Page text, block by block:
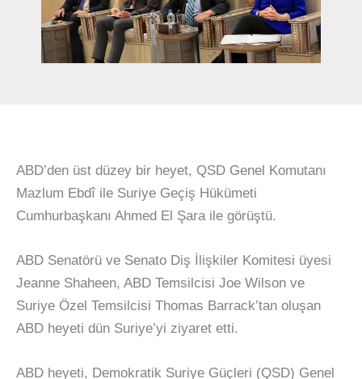
ABD’den üst düzey bir heyet, QSD Genel Komutanı
Mazlum Ebdî ile Suriye Geçiş Hükümeti
Cumhurbaşkanı Ahmed El Şara ile görüştü.
ABD Senatörü ve Senato Diş İlişkiler Komitesi üyesi
Jeanne Shaheen, ABD Temsilcisi Joe Wilson ve
Suriye Özel Temsilcisi Thomas Barrack’tan oluşan
ABD heyeti dün Suriye’yi ziyaret etti.
ABD heyeti, Demokratik Suriye Güçleri (QSD) Genel